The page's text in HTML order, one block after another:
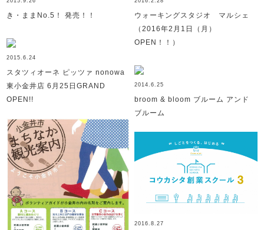
き・ままNo.5！ 発売！！
ウォーキングスタジオ マルシェ
（2016年2月1日（月）
OPEN！！）
2015.6.24
スタツィオーネ ピッツァ nonowa
東小金井店 6月25日GRAND
OPEN!!
2014.6.25
broom & bloom ブルーム アンド
ブルーム
2016.8.27